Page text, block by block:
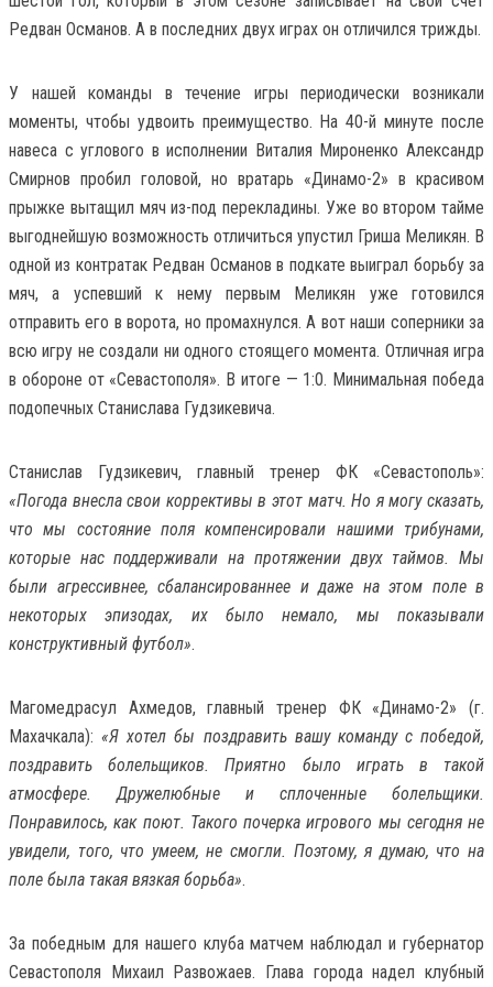
Редван Османов. А в последних двух играх он отличился трижды.
У нашей команды в течение игры периодически возникали
моменты, чтобы удвоить преимущество. На 40-й минуте после
навеса с углового в исполнении Виталия Мироненко Александр
Смирнов пробил головой, но вратарь «Динамо-2» в красивом
прыжке вытащил мяч из-под перекладины. Уже во втором тайме
выгоднейшую возможность отличиться упустил Гриша Меликян. В
одной из контратак Редван Османов в подкате выиграл борьбу за
мяч, а успевший к нему первым Меликян уже готовился
отправить его в ворота, но промахнулся. А вот наши соперники за
всю игру не создали ни одного стоящего момента. Отличная игра
в обороне от «Севастополя». В итоге — 1:0. Минимальная победа
подопечных Станислава Гудзикевича.
Станислав Гудзикевич, главный тренер ФК «Севастополь»:
«Погода внесла свои коррективы в этот матч. Но я могу сказать,
что мы состояние поля компенсировали нашими трибунами,
которые нас поддерживали на протяжении двух таймов. Мы
были агрессивнее, сбалансированнее и даже на этом поле в
некоторых эпизодах, их было немало, мы показывали
конструктивный футбол».
Магомедрасул Ахмедов, главный тренер ФК «Динамо-2» (г.
Махачкала):«Я хотел бы поздравить вашу команду с победой,
поздравить болельщиков. Приятно было играть в такой
атмосфере. Дружелюбные и сплоченные болельщики.
Понравилось, как поют. Такого почерка игрового мы сегодня не
увидели, того, что умеем, не смогли. Поэтому, я думаю, что на
поле была такая вязкая борьба».
За победным для нашего клуба матчем наблюдал и губернатор
Севастополя Михаил Развожаев. Глава города надел клубный